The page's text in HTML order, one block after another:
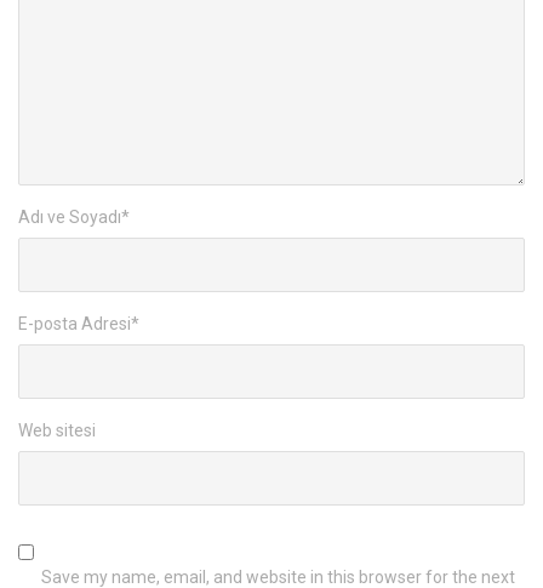
Adı ve Soyadı*
E-posta Adresi*
Web sitesi
Save my name, email, and website in this browser for the next